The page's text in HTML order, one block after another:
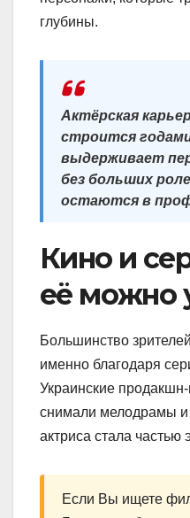
глубины.
Актёрская
строится
выдерживает
без больших
остаются в
Кино и
её можно
Большинство
именно благодаря
Украинские
снимали мелодрамы и
актриса стала частью
Если Вы ищете